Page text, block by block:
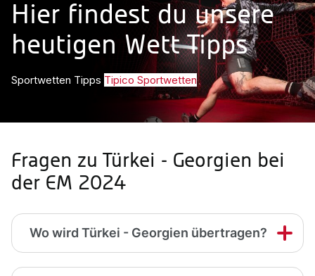
Hier findest du unsere
heutigen Wett Tipps
Sportwetten Tipps Tipico Sportwetten
Fragen zu Türkei - Georgien bei
der EM 2024
Wo wird Türkei - Georgien übertragen?